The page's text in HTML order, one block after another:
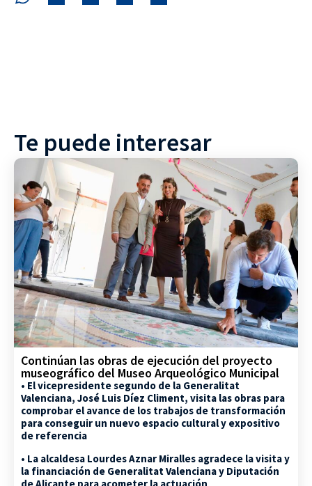
Te puede interesar
Continúan las obras de ejecución del proyecto
museográfico del Museo Arqueológico Municipal
• El vicepresidente segundo de la Generalitat
Valenciana, José Luis Díez Climent, visita las obras para
comprobar el avance de los trabajos de transformación
para conseguir un nuevo espacio cultural y expositivo
de referencia
• La alcaldesa Lourdes Aznar Miralles agradece la visita y
la financiación de Generalitat Valenciana y Diputación
de Alicante para acometer la actuación